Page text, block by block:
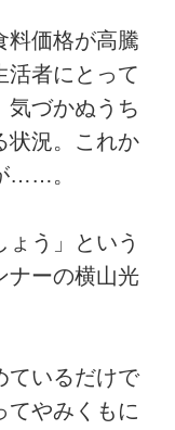
料価格が高騰
活者にとって
気づかぬうち
状況。これか
……。
ょう」という
ナーの横山光
ているだけで
てやみくもに